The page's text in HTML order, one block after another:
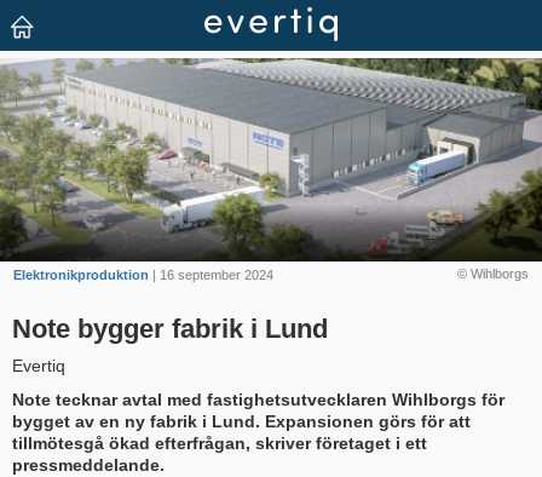
© Wihlborgs
Elektronikproduktion | 16 september 2024
Note bygger fabrik i Lund
Evertiq
Note tecknar avtal med fastighetsutvecklaren Wihlborgs för
bygget av en ny fabrik i Lund. Expansionen görs för att
tillmötesgå ökad efterfrågan, skriver företaget i ett
pressmeddelande.